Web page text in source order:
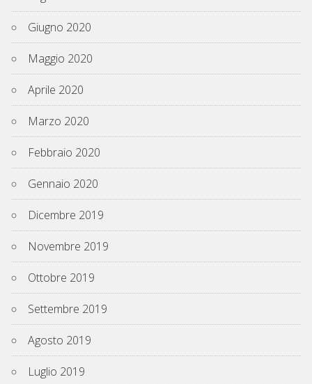
Giugno 2020
Maggio 2020
Aprile 2020
Marzo 2020
Febbraio 2020
Gennaio 2020
Dicembre 2019
Novembre 2019
Ottobre 2019
Settembre 2019
Agosto 2019
Luglio 2019